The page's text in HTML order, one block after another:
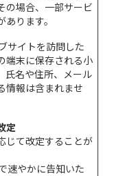
の場合、一部サービ
ります。
サイトを訪問した
端末に保存される小
氏名や住所、メール
情報は含まれませ
定
じて改定することが
速やかに告知いた